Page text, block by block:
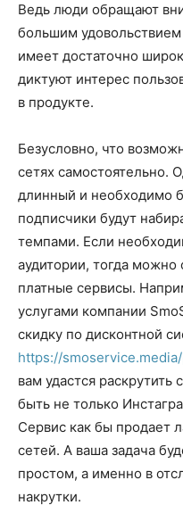
Ведь люди обращают
большим
имеет достаточно
диктуют интерес
в продукте.
Безусловно, что
сетях самостоятельно.
длинный и необходимо
подписчики будут
темпами. Если
аудитории, тогда можно
платные сервисы.
услугами компании
скидку по дисконтной
https://
вам удастся
быть не только
Сервис как бы продает
сетей. А ваша задача
простом, а именно в
накрутки.